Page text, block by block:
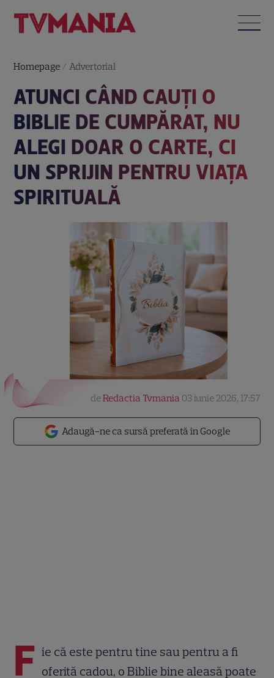
Homepage / Advertorial
ATUNCI CÂND CAUȚI O
BIBLIE DE CUMPĂRAT, NU
ALEGI DOAR O CARTE, CI
UN SPRIJIN PENTRU VIAȚA
SPIRITUALĂ
Adaugă-ne ca sursă preferată în Google
deRedactia Tvmania 03 iunie 2026, 17:57
F ie că este pentru tine sau pentru a fi
oferită cadou, o Biblie bine aleasă poate